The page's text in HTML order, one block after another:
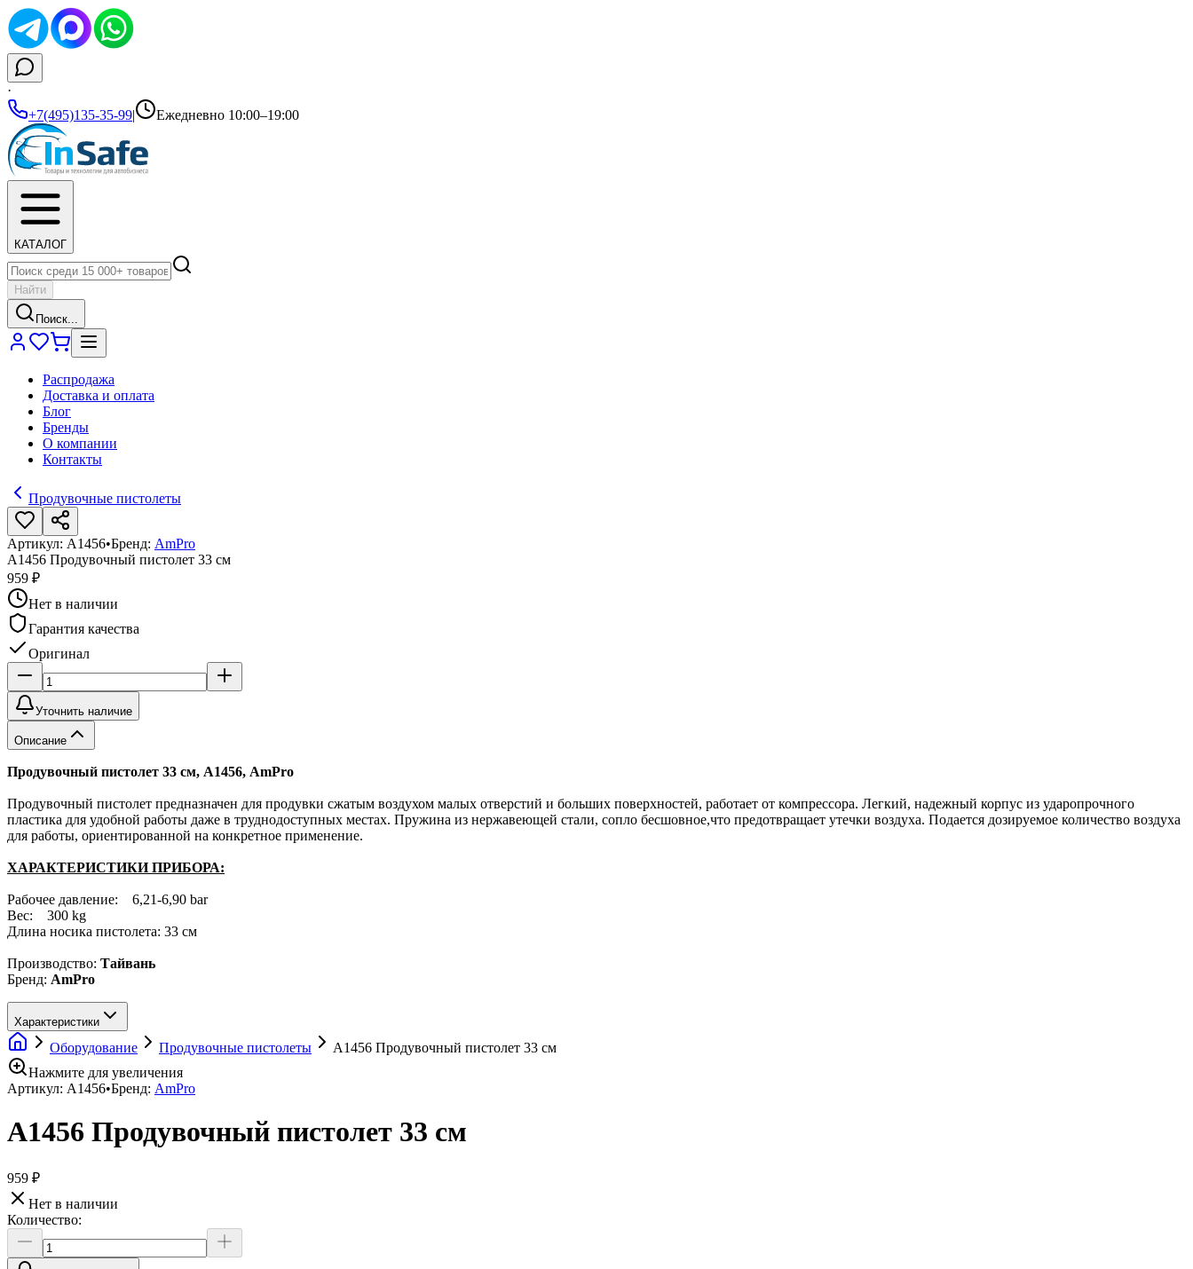
·
+7(495)135-35-99| Ежедневно 10:00–19:00
КАТАЛОГ
Найти
Поиск...
Распродажа
Доставка и оплата
Блог
Бренды
О компании
Контакты
Продувочные пистолеты
Артикул: A1456•Бренд: AmPro
А1456 Продувочный пистолет 33 см
959 ₽
Нет в наличии
Гарантия качества
Оригинал
Уточнить наличие
Описание
Продувочный пистолет 33 см, А1456, AmPro
Продувочный пистолет предназначен для продувки сжатым воздухом малых отверстий и больших поверхностей, работает от компрессора. Легкий, надежный корпус из ударопрочного
пластика для удобной работы даже в труднодоступных местах. Пружина из нержавеющей стали, сопло бесшовное,что предотвращает утечки воздуха. Подается дозируемое количество воздуха
для работы, ориентированной на конкретное применение.
ХАРАКТЕРИСТИКИ ПРИБОРА:
Рабочее давление: 6,21-6,90 bar
Вес: 300 kg
Длина носика пистолета: 33 см
Производство: Тайвань
Бренд: AmPro
Характеристики
Оборудование Продувочные пистолеты
А1456 Продувочный пистолет 33 см
Нажмите для увеличения
Артикул: A1456•Бренд: AmPro
А1456 Продувочный пистолет 33 см
959 ₽
Нет в наличии
Количество: